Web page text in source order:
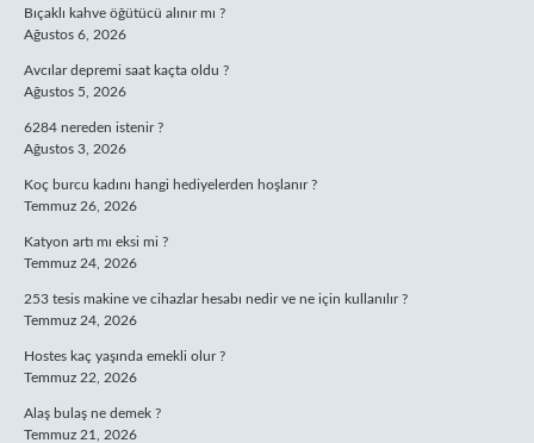
Bıçaklı kahve öğütücü alınır mı ?
Ağustos 6, 2026
Avcılar depremi saat kaçta oldu ?
Ağustos 5, 2026
6284 nereden istenir ?
Ağustos 3, 2026
Koç burcu kadını hangi hediyelerden hoşlanır ?
Temmuz 26, 2026
Katyon artı mı eksi mi ?
Temmuz 24, 2026
253 tesis makine ve cihazlar hesabı nedir ve ne için kullanılır ?
Temmuz 24, 2026
Hostes kaç yaşında emekli olur ?
Temmuz 22, 2026
Alaş bulaş ne demek ?
Temmuz 21, 2026